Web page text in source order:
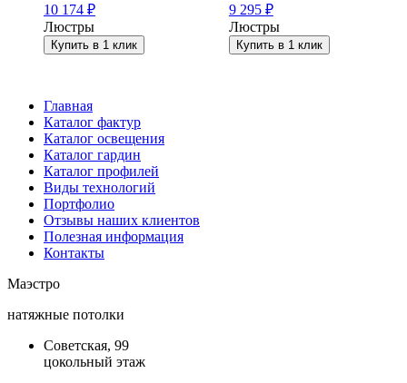
10 174 ₽
Люстры
Купить в 1 клик
9 295 ₽
Люстры
Купить в 1 клик
Главная
Каталог фактур
Каталог освещения
Каталог гардин
Каталог профилей
Виды технологий
Портфолио
Отзывы наших клиентов
Полезная информация
Контакты
Маэстро
натяжные потолки
Советская, 99
цокольный этаж